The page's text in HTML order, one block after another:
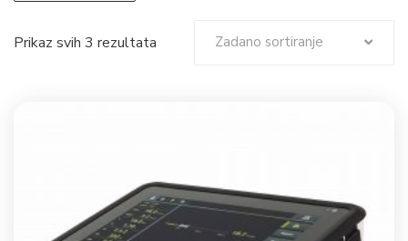
Prikaz svih 3 rezultata Zadano sortiranje